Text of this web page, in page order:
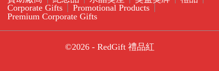
Corporate Gifts
Promotional Products
Premium Corporate Gifts
©2026 - RedGift 禮品紅